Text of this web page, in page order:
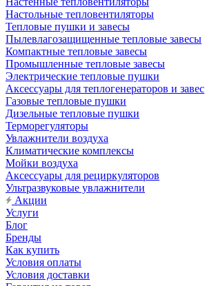
Настольные тепловентиляторы
Тепловые пушки и завесы
Пылевлагозащищенные тепловые завесы
Компактные тепловые завесы
Промышленные тепловые завесы
Электрические тепловые пушки
Аксессуары для теплогенераторов и завес
Газовые тепловые пушки
Дизельные тепловые пушки
Терморегуляторы
Увлажнители воздуха
Климатические комплексы
Мойки воздуха
Аксессуары для рециркуляторов
Ультразвуковые увлажнители
Акции
Услуги
Блог
Бренды
Как купить
Условия оплаты
Условия доставки